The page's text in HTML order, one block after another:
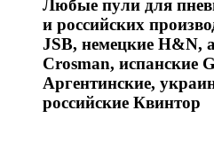
Любые пули для
и российских
JSB, немецкие H&N,
Crosman, испанские
Аргентинские,
российские Квинтор